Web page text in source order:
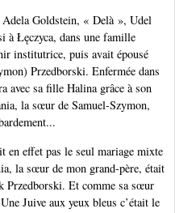
Adela Goldstein, « Delà », Udel
à Łęczyca, dans une famille
institutrice, puis avait épousé
Przedborski. Enfermée dans
avec sa fille Halina grâce à son
la sœur de Samuel-Szymon,
en effet pas le seul mariage mixte
la sœur de mon grand-père, était
Przedborski. Et comme sa sœur
Juive aux yeux bleus c’était le